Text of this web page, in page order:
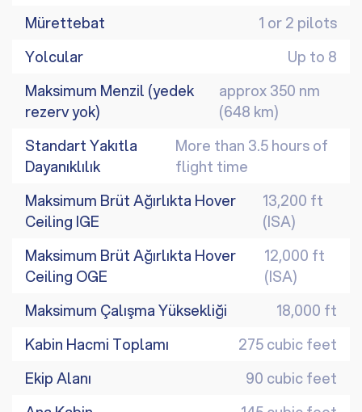
Mürettebat
1 or 2 pilots
Yolcular
Up to 8
Maksimum Menzil (yedek
rezerv yok)
approx 350 nm
(648 km)
Standart Yakıtla
Dayanıklılık
More than 3.5 hours of
flight time
Maksimum Brüt Ağırlıkta Hover
Ceiling IGE
13,200 ft
(ISA)
Maksimum Brüt Ağırlıkta Hover
Ceiling OGE
12,000 ft
(ISA)
Maksimum Çalışma Yüksekliği
18,000 ft
Kabin Hacmi Toplamı
275 cubic feet
Ekip Alanı
90 cubic feet